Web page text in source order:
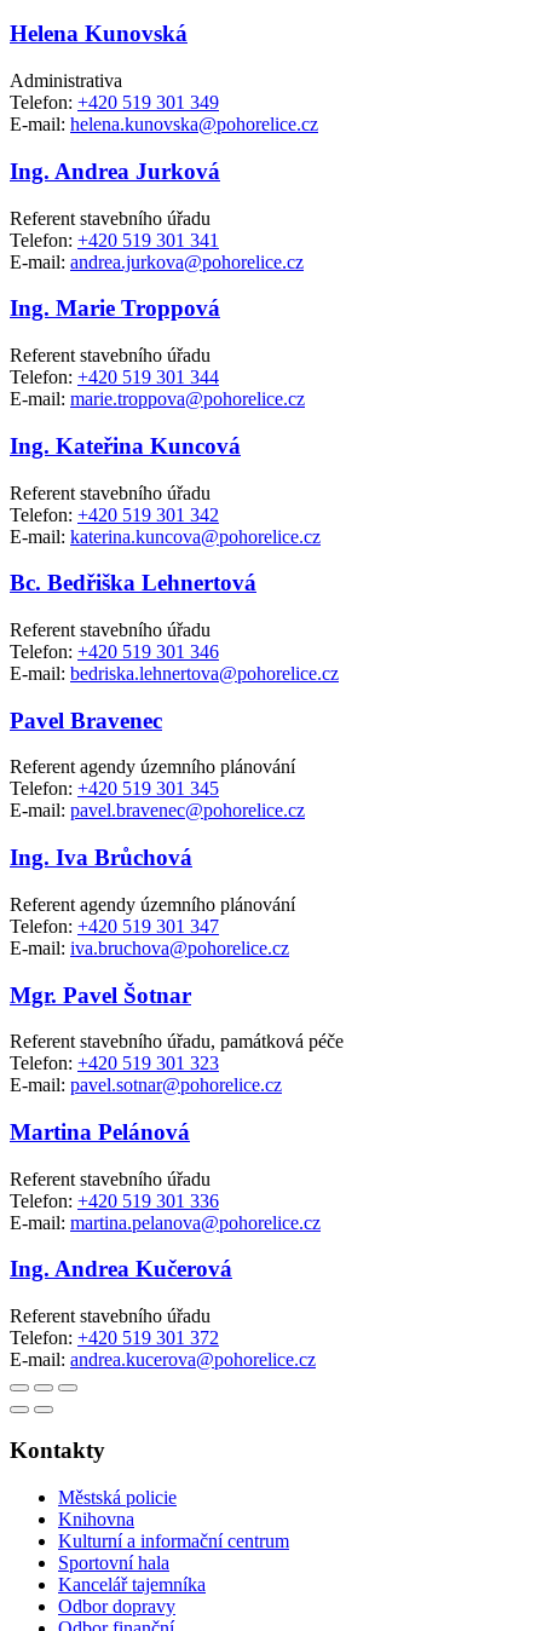
Helena Kunovská
Administrativa
Telefon: +420 519 301 349
E-mail: helena.kunovska@pohorelice.cz
Ing. Andrea Jurková
Referent stavebního úřadu
Telefon: +420 519 301 341
E-mail: andrea.jurkova@pohorelice.cz
Ing. Marie Troppová
Referent stavebního úřadu
Telefon: +420 519 301 344
E-mail: marie.troppova@pohorelice.cz
Ing. Kateřina Kuncová
Referent stavebního úřadu
Telefon: +420 519 301 342
E-mail: katerina.kuncova@pohorelice.cz
Bc. Bedřiška Lehnertová
Referent stavebního úřadu
Telefon: +420 519 301 346
E-mail: bedriska.lehnertova@pohorelice.cz
Pavel Bravenec
Referent agendy územního plánování
Telefon: +420 519 301 345
E-mail: pavel.bravenec@pohorelice.cz
Ing. Iva Brůchová
Referent agendy územního plánování
Telefon: +420 519 301 347
E-mail: iva.bruchova@pohorelice.cz
Mgr. Pavel Šotnar
Referent stavebního úřadu, památková péče
Telefon: +420 519 301 323
E-mail: pavel.sotnar@pohorelice.cz
Martina Pelánová
Referent stavebního úřadu
Telefon: +420 519 301 336
E-mail: martina.pelanova@pohorelice.cz
Ing. Andrea Kučerová
Referent stavebního úřadu
Telefon: +420 519 301 372
E-mail: andrea.kucerova@pohorelice.cz
Kontakty
Městská policie
Knihovna
Kulturní a informační centrum
Sportovní hala
Kancelář tajemníka
Odbor dopravy